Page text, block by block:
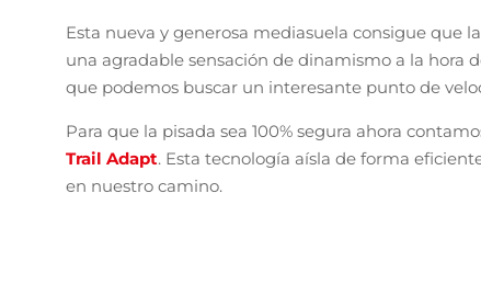
Esta nueva y generosa mediasuela consigue que
una agradable sensación de dinamismo a la hora
que podemos buscar un interesante punto de
Para que la pisada sea 100% segura ahora
Trail Adapt. Esta tecnología aísla de forma
en nuestro camino.